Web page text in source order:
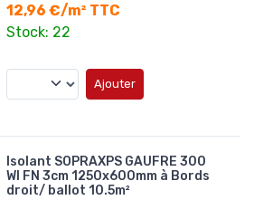
12,96 €/m² TTC
Stock: 22
Ajouter
Isolant SOPRAXPS GAUFRE 300
WI FN 3cm 1250x600mm à Bords
droit/ ballot 10.5m²